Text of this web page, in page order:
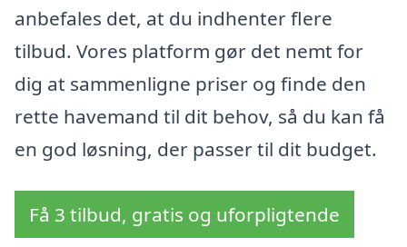
anbefales det, at du indhenter flere
tilbud. Vores platform gør det nemt for
dig at sammenligne priser og finde den
rette havemand til dit behov, så du kan få
en god løsning, der passer til dit budget.
Få 3 tilbud, gratis og uforpligtende